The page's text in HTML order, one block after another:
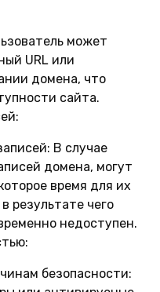
может
URL или
домена, что
сайта.
В случае
домена, могут
время для их
результате чего
недоступен.
безопасности: